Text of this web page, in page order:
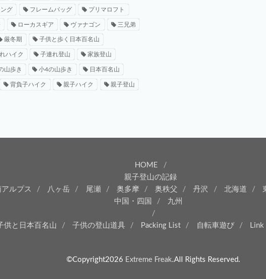
グ フレームバッグ プリマロフト
ローカスギア ヴァナゴン 三兄弟
厳冬期 子供と歩く日本百名山
ハイク 子連れ登山 家族登山
山歩き 小4の山歩き 日本百名山
背負子ハイク 親子ハイク 親子登山
HOME
親子登山の記録
アルプス 八ヶ岳 尾瀬 奥多摩 奥秩父 丹沢 北海道
中国・四国
九州
供と日本百名山 子供の登山道具 Packing List 自転車遊び Link
©Copyright2026 Extreme Freak.All Rights Reserved.